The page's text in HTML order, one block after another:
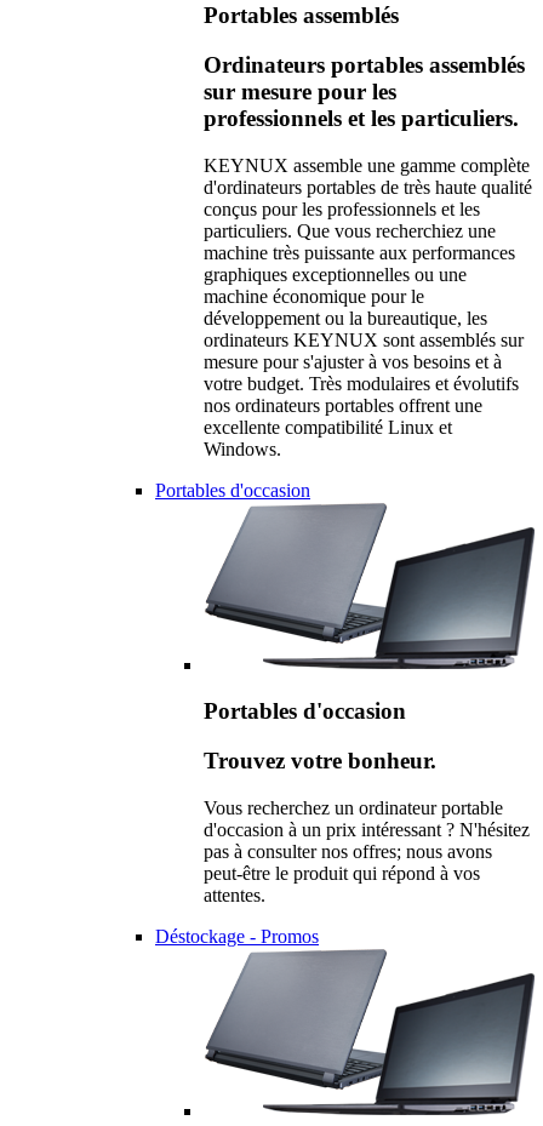
Portables assemblés
Ordinateurs portables assemblés
sur mesure pour les
professionnels et les particuliers.
KEYNUX assemble une gamme complète
d'ordinateurs portables de très haute qualité
conçus pour les professionnels et les
particuliers. Que vous recherchiez une
machine très puissante aux performances
graphiques exceptionnelles ou une
machine économique pour le
développement ou la bureautique, les
ordinateurs KEYNUX sont assemblés sur
mesure pour s'ajuster à vos besoins et à
votre budget. Très modulaires et évolutifs
nos ordinateurs portables offrent une
excellente compatibilité Linux et
Windows.
Portables d'occasion
Portables d'occasion
Trouvez votre bonheur.
Vous recherchez un ordinateur portable
d'occasion à un prix intéressant ? N'hésitez
pas à consulter nos offres; nous avons
peut-être le produit qui répond à vos
attentes.
Déstockage - Promos